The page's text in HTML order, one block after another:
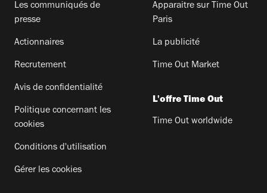
Les communiqués de
presse
Actionnaires
Recrutement
Avis de confidentialité
Politique concernant les
cookies
Conditions d'utilisation
Gérer les cookies
Apparaitre sur Time Out
Paris
La publicité
Time Out Market
L'offre Time Out
Time Out worldwide